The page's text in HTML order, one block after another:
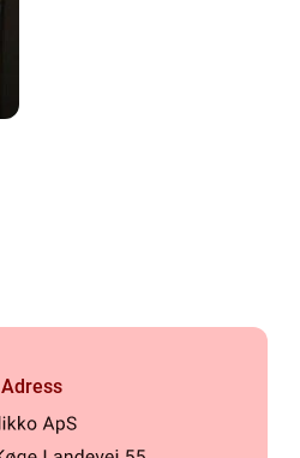
Adress